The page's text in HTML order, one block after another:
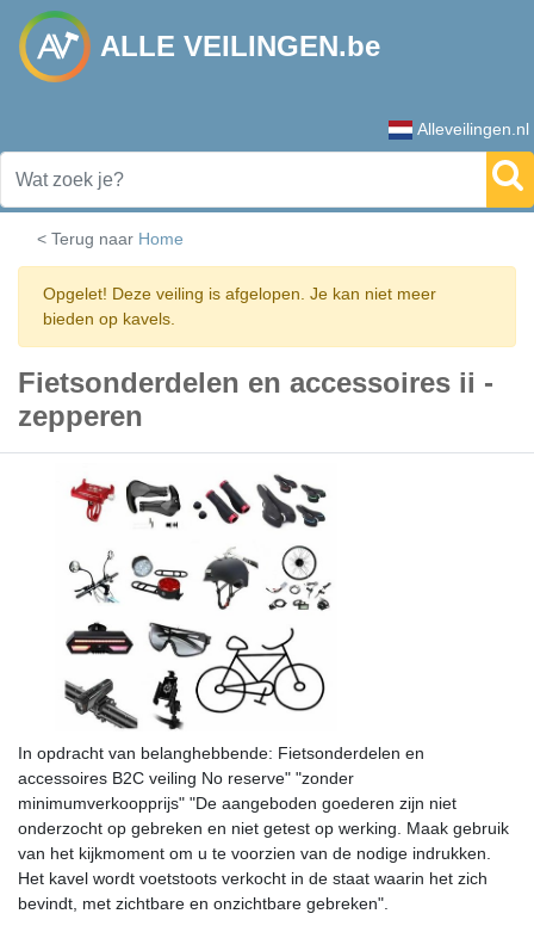
ALLE VEILINGEN.be
Alleveilingen.nl
< Terug naar Home
Opgelet! Deze veiling is afgelopen. Je kan niet meer
bieden op kavels.
Fietsonderdelen en accessoires ii -
zepperen
In opdracht van belanghebbende: Fietsonderdelen en
accessoires B2C veiling No reserve" "zonder
minimumverkoopprijs" "De aangeboden goederen zijn niet
onderzocht op gebreken en niet getest op werking. Maak gebruik
van het kijkmoment om u te voorzien van de nodige indrukken.
Het kavel wordt voetstoots verkocht in de staat waarin het zich
bevindt, met zichtbare en onzichtbare gebreken".